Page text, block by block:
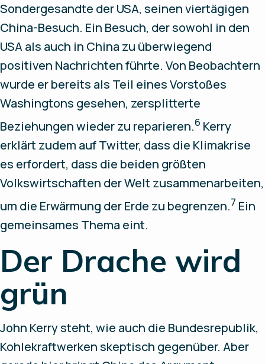
Sondergesandte der USA, seinen viertägigen
China-Besuch. Ein Besuch, der sowohl in den
USA als auch in China zu überwiegend
positiven Nachrichten führte. Von Beobachtern
wurde er bereits als Teil eines Vorstoßes
Washingtons gesehen, zersplitterte
Beziehungen wieder zu reparieren.6 Kerry
erklärt zudem auf Twitter, dass die Klimakrise
es erfordert, dass die beiden größten
Volkswirtschaften der Welt zusammenarbeiten,
um die Erwärmung der Erde zu begrenzen.7 Ein
gemeinsames Thema eint.
Der Drache wird
grün
John Kerry steht, wie auch die Bundesrepublik,
Kohlekraftwerken skeptisch gegenüber. Aber